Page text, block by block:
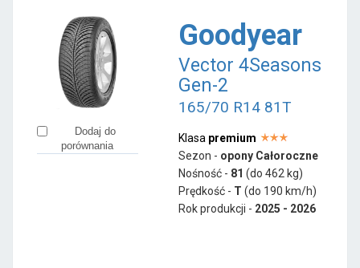
Dodaj do
porównania
Goodyear
Vector 4Seasons
Gen-2
165/70 R14 81T
Klasa premium
Sezon - opony Całoroczne
Nośność - 81 (do 462 kg)
Prędkość - T (do 190 km/h)
Rok produkcji - 2025 - 2026